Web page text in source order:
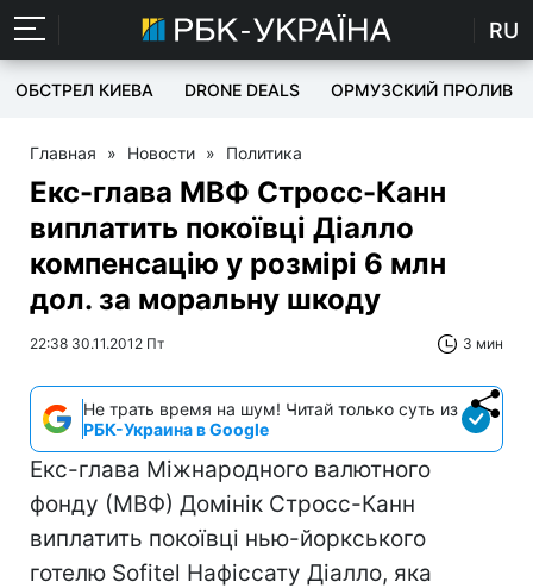
RU
ОБСТРЕЛ КИЕВА DRONE DEALS ОРМУЗСКИЙ ПРОЛИВ
Главная » Новости » Политика
Екс-глава МВФ Стросс-Канн
виплатить покоївці Діалло
компенсацію у розмірі 6 млн
дол. за моральну шкоду
22:38 30.11.2012 Пт 3 мин
Не трать время на шум! Читай только суть из
РБК-Украина в Google
Екс-глава Міжнародного валютного
фонду (МВФ) Домінік Стросс-Канн
виплатить покоївці нью-йоркського
готелю Sofitel Нафіссату Діалло, яка